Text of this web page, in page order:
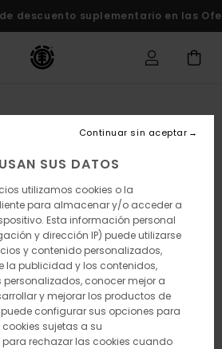
de descuento suplementario en las
SUS DATOS
utilizamos cookies o la
para almacenar y/o acceder a
Esta información personal
y dirección IP) puede utilizarse
y contenido personalizados,
la publicidad y los contenidos,
conocer mejor a
y mejorar los productos de
configurar sus opciones para
sujetas a su
para rechazar las cookies cuando
Continuar sin aceptar